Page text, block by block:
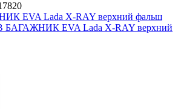
EVA Lada X-RAY верхний фальш
EVA Lada X-RAY верхний